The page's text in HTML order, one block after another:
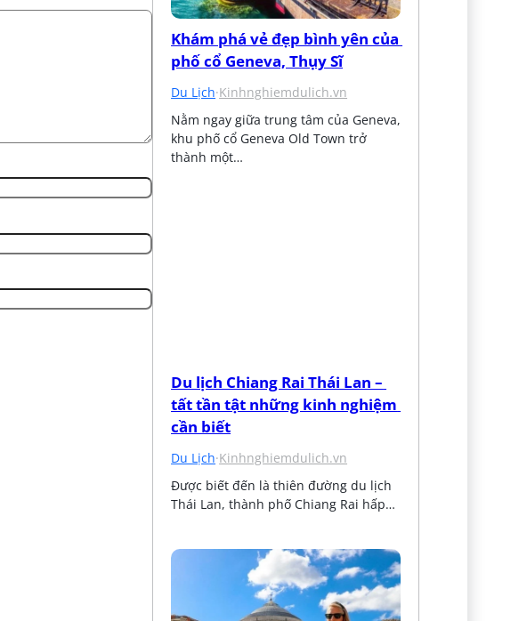
Khám phá vẻ đẹp bình yên của
phố cổ Geneva, Thụy Sĩ
Du Lịch·Kinhnghiemdulich.vn
Nằm ngay giữa trung tâm của Geneva,
khu phố cổ Geneva Old Town trở
thành một…
Du lịch Chiang Rai Thái Lan –
tất tần tật những kinh nghiệm
cần biết
Du Lịch·Kinhnghiemdulich.vn
Được biết đến là thiên đường du lịch
Thái Lan, thành phố Chiang Rai hấp…